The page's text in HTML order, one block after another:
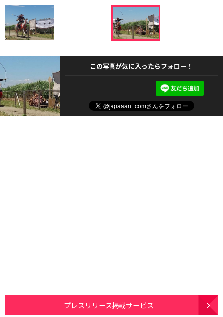
この写真が気に入ったらフォロー！
プレスリリース掲載サービス